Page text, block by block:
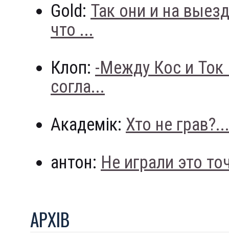
Gold: Так они и на
что ...
Клоп: -Между Кос и
согла...
Академік: Хто не грав?...
антон: Не играли это
АРХIВ